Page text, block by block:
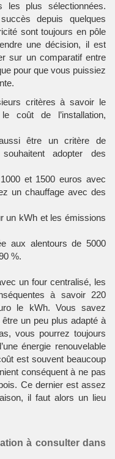
les plus sélectionnées.
depuis quelques
sont toujours en pôle
une décision, il est
sur un comparatif entre
pour que vous puissiez
critères à savoir le
coût de l’installation,
être un critère de
adopter des
et 1500 euros avec
un chauffage avec des
un kWh et les émissions
aux alentours de 5000
%.
un four centralisé, les
à savoir 220
le kWh. Vous savez
un peu plus adapté à
vous pourrez toujours
énergie renouvelable
est souvent beaucoup
conséquent à ne pas
Ce dernier est assez
il faut alors un lieu
à consulter dans